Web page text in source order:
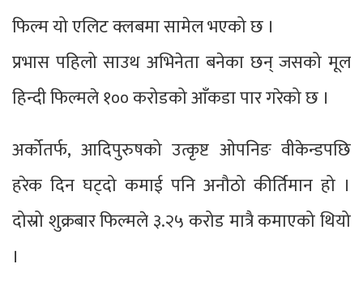
फिल्म यो एलिट क्लबमा सामेल भएको छ ।
प्रभास पहिलो साउथ अभिनेता बनेका छन् जसको मूल
हिन्दी फिल्मले १०० करोडको आँकडा पार गरेको छ ।
अर्कोतर्फ, आदिपुरुषको उत्कृष्ट ओपनिङ वीकेन्डपछि
हरेक दिन घट्दो कमाई पनि अनौठो कीर्तिमान हो ।
दोस्रो शुक्रबार फिल्मले ३.२५ करोड मात्रै कमाएको थियो
।